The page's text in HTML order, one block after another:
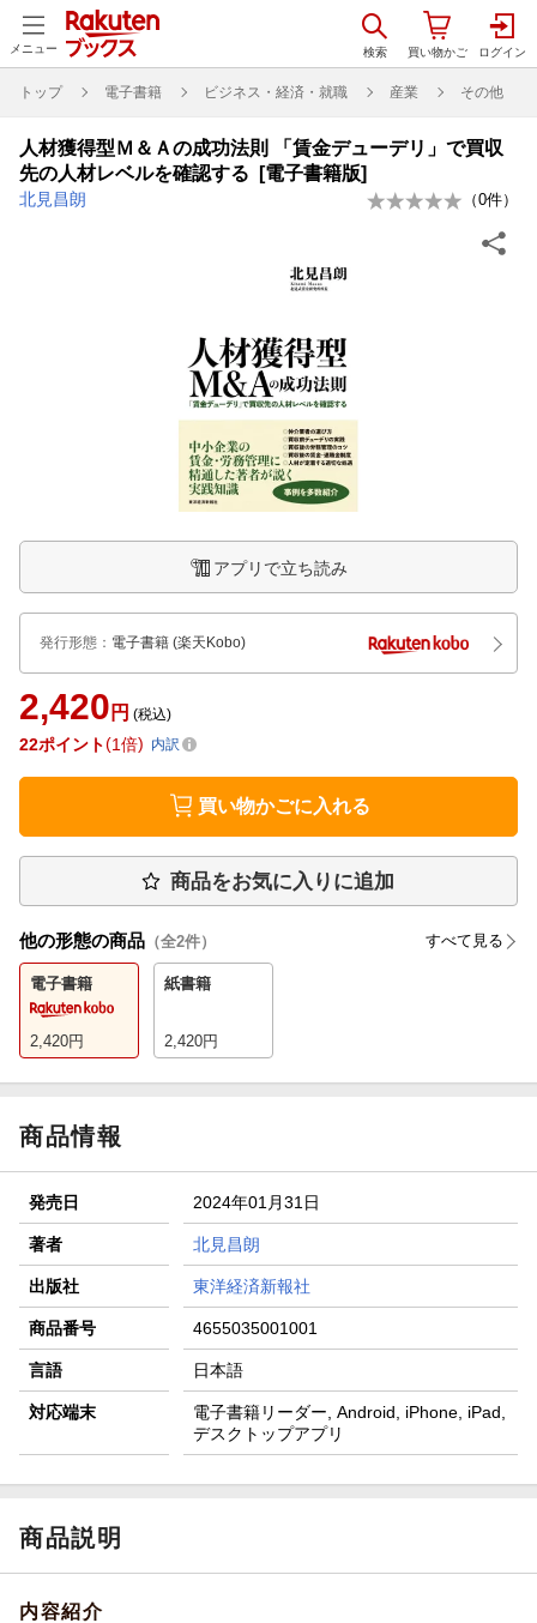
メニュー
トップ 電子書籍 ビジネス・経済・就職 産業 その他
人材獲得型Ｍ＆Ａの成功法則 「賃金デューデリ」で買収
先の人材レベルを確認する [電子書籍版]
北見昌朗 （0件）
アプリで立ち読み
発行形態 ： 電子書籍 (楽天Kobo)
2,420 円 (税込)
22ポイント 1倍 内訳
買い物かごに入れる
商品をお気に入りに追加
他の形態の商品 （全2件） すべて見る
電子書籍
2,420円
紙書籍
2,420円
商品情報
発売日 2024年01月31日
著者 北見昌朗
出版社 東洋経済新報社
商品番号 4655035001001
言語 日本語
対応端末
電子書籍リーダー, Android, iPhone, iPad,
デスクトップアプリ
商品説明
内容紹介